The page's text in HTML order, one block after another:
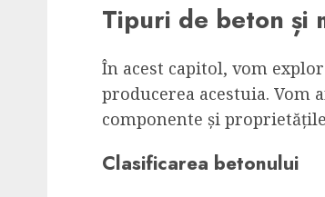
Tipuri de beton și
În acest capitol, vom
producerea acestuia. Vom
componente și
Clasificarea betonului